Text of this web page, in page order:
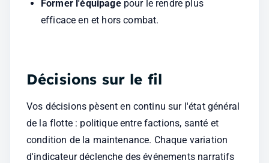
Former l'équipage pour le rendre plus
efficace en et hors combat.
Décisions sur le fil
Vos décisions pèsent en continu sur l'état général
de la flotte : politique entre factions, santé et
condition de la maintenance. Chaque variation
d'indicateur déclenche des événements narratifs